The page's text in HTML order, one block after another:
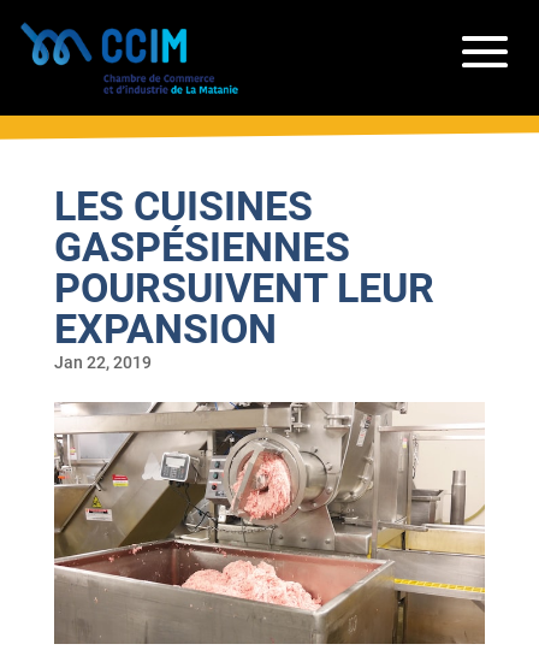
LES CUISINES
GASPÉSIENNES
POURSUIVENT LEUR
EXPANSION
Jan 22, 2019